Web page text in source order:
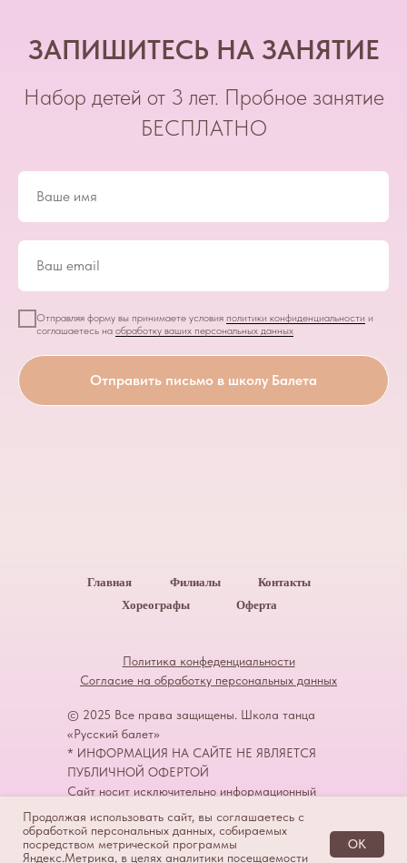
Продолжая использовать сайт, вы соглашаетесь с
обработкой персональных данных, собираемых
посредством метрической программы
Яндекс.Метрика, в целях аналитики посещаемости
OK
ЗАПИСАТЬСЯ НА ПРОБНОЕ ЗАНЯТИЕ
ЗАПИШИТЕСЬ НА ЗАНЯТИЕ
Набор детей от 3 лет. Пробное занятие
БЕСПЛАТНО
Отправляя форму вы принимаете условия политики конфиденциальности и
соглашаетесь на обработку ваших персональных данных
Отправить письмо в школу Балета
© 2025 Все права защищены. Школа танца
«Русский балет»
* ИНФОРМАЦИЯ НА САЙТЕ НЕ ЯВЛЯЕТСЯ
ПУБЛИЧНОЙ ОФЕРТОЙ
Cайт носит исключительно информационный
характер и ни при каких условиях не является
публичной офертой, определяемой положениями
ст. 437 ГК РФ.
Политика конфеденциальности
Согласие на обработку персональных данных
Главная
Филиалы
Хореографы
Контакты
Оферта